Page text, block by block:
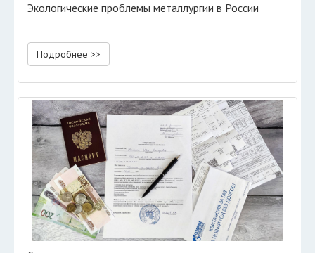
Экологические проблемы металлургии в России
Подробнее >>